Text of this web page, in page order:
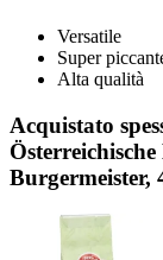
Versatile
Super
Alta qualità
Acquistato
Burgermeister,